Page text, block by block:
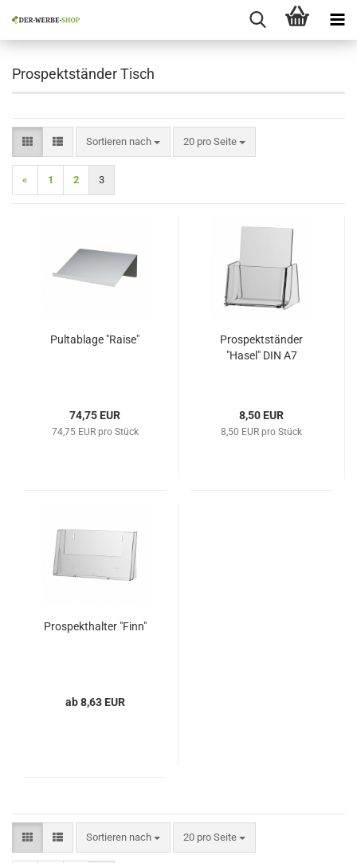
Prospektständer Tisch
Sortieren nach
Sortieren nach 20 pro Seite
pro Seite
« 1 2 3
Pultablage "Raise"
74,75 EUR
74,75 EUR pro Stück
Prospektständer
"Hasel" DIN A7
8,50 EUR
8,50 EUR pro Stück
Prospekthalter "Finn"
ab 8,63 EUR
Sortieren nach
Sortieren nach 20 pro Seite
pro Seite